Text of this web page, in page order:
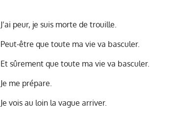
J’ai peur, je suis morte de trouille.
Peut-être que toute ma vie va basculer.
Et sûrement que toute ma vie va basculer.
Je me prépare.
Je vois au loin la vague arriver.